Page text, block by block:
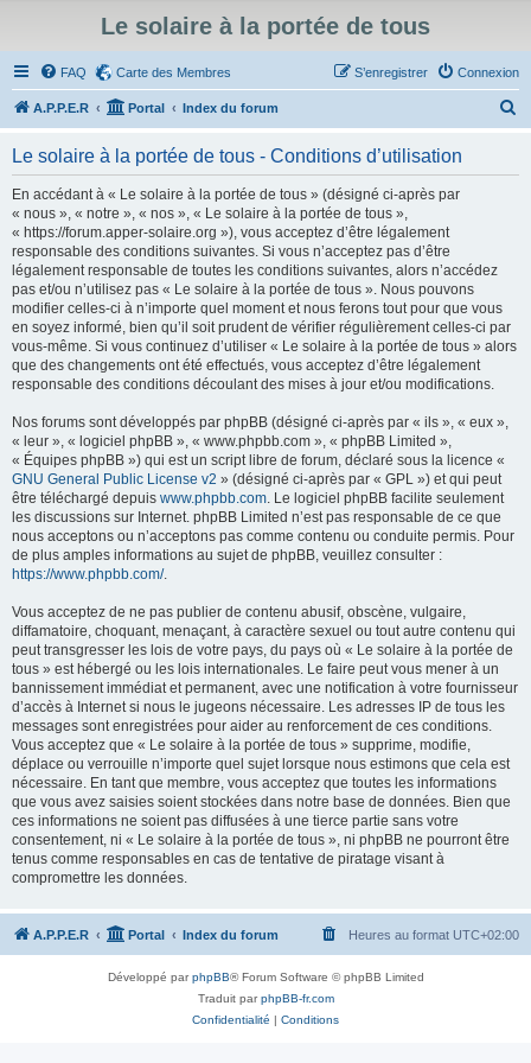
Le solaire à la portée de tous
FAQ Carte des Membres Connexion
S’enregistrer
A.P.P.E.R Portal Index du forum
Le solaire à la portée de tous - Conditions d’utilisation
En accédant à « Le solaire à la portée de tous » (désigné ci-après par
« nous », « notre », « nos », « Le solaire à la portée de tous »,
« https://forum.apper-solaire.org »), vous acceptez d’être légalement
responsable des conditions suivantes. Si vous n’acceptez pas d’être
légalement responsable de toutes les conditions suivantes, alors n’accédez
pas et/ou n’utilisez pas « Le solaire à la portée de tous ». Nous pouvons
modifier celles-ci à n’importe quel moment et nous ferons tout pour que vous
en soyez informé, bien qu’il soit prudent de vérifier régulièrement celles-ci par
vous-même. Si vous continuez d’utiliser « Le solaire à la portée de tous » alors
que des changements ont été effectués, vous acceptez d’être légalement
responsable des conditions découlant des mises à jour et/ou modifications.
Nos forums sont développés par phpBB (désigné ci-après par « ils », « eux »,
« leur », « logiciel phpBB », « www.phpbb.com », « phpBB Limited »,
« Équipes phpBB ») qui est un script libre de forum, déclaré sous la licence «
GNU General Public License v2 » (désigné ci-après par « GPL ») et qui peut
être téléchargé depuis www.phpbb.com. Le logiciel phpBB facilite seulement
les discussions sur Internet. phpBB Limited n’est pas responsable de ce que
nous acceptons ou n’acceptons pas comme contenu ou conduite permis. Pour
de plus amples informations au sujet de phpBB, veuillez consulter :
https://www.phpbb.com/.
Vous acceptez de ne pas publier de contenu abusif, obscène, vulgaire,
diffamatoire, choquant, menaçant, à caractère sexuel ou tout autre contenu qui
peut transgresser les lois de votre pays, du pays où « Le solaire à la portée de
tous » est hébergé ou les lois internationales. Le faire peut vous mener à un
bannissement immédiat et permanent, avec une notification à votre fournisseur
d’accès à Internet si nous le jugeons nécessaire. Les adresses IP de tous les
messages sont enregistrées pour aider au renforcement de ces conditions.
Vous acceptez que « Le solaire à la portée de tous » supprime, modifie,
déplace ou verrouille n’importe quel sujet lorsque nous estimons que cela est
nécessaire. En tant que membre, vous acceptez que toutes les informations
que vous avez saisies soient stockées dans notre base de données. Bien que
ces informations ne soient pas diffusées à une tierce partie sans votre
consentement, ni « Le solaire à la portée de tous », ni phpBB ne pourront être
tenus comme responsables en cas de tentative de piratage visant à
compromettre les données.
A.P.P.E.R Portal Index du forum Heures au format UTC+02:00
Développé parphpBB® Forum Software © phpBB Limited
Traduit parphpBB-fr.com
Confidentialité | Conditions